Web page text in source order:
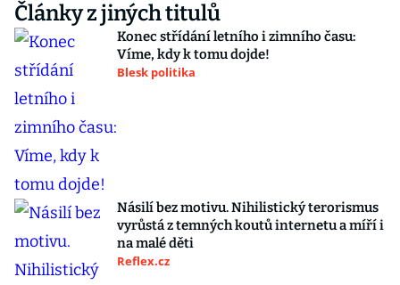
Články z jiných titulů
Konec střídání letního i zimního času:
Víme, kdy k tomu dojde!
Blesk politika
Násilí bez motivu. Nihilistický terorismus
vyrůstá z temných koutů internetu a míří i
na malé děti
Reflex.cz